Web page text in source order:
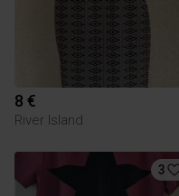
8 €
River Island
3